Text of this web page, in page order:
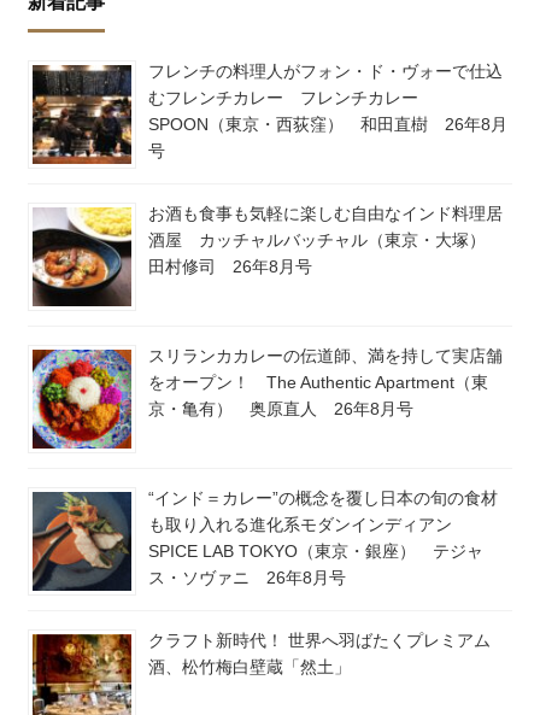
フレンチの料理人がフォン・ド・ヴォーで仕込
むフレンチカレー フレンチカレー
SPOON（東京・西荻窪） 和田直樹 26年8月
号
お酒も食事も気軽に楽しむ自由なインド料理居
酒屋 カッチャルバッチャル（東京・大塚）
田村修司 26年8月号
スリランカカレーの伝道師、満を持して実店舗
をオープン！ The Authentic Apartment（東
京・亀有） 奥原直人 26年8月号
“インド＝カレー”の概念を覆し日本の旬の食材
も取り入れる進化系モダンインディアン
SPICE LAB TOKYO（東京・銀座） テジャ
ス・ソヴァニ 26年8月号
クラフト新時代！ 世界へ羽ばたくプレミアム
酒、松竹梅白壁蔵「然土」